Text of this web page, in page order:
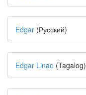
Edgar (Русский)
Edgar Linao (Tagalog)